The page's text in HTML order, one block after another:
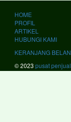
HOME
PROFIL
ARTIKEL
HUBUNGI KAMI
KERANJANG
© 2023 pusat
kami melayani